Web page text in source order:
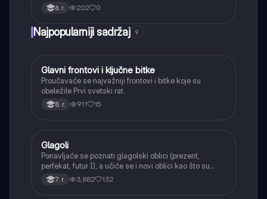
6. r. 202 0
Najpopularniji sadržaj 9
Istorija
Glavni frontovi i ključne bitke
Proučavaće se najvažniji frontovi i bitke koje su
obeležile Prvi svetski rat.
8. r. 911 15
Srpski jezik
Glagoli
Ponavljaće se poznati glagolski oblici (prezent,
perfekat, futur I), a učiće se i novi oblici kao što su
aorist, imperfekat, pluskvamperfekat, futur II, kao i
glagolski prilozi i pridevi.
7. r. 3,882 132